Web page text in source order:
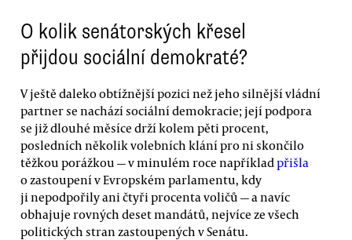
O kolik senátorských křesel
přijdou sociální demokraté?
V ještě daleko obtížnější pozici než jeho silnější vládní
partner se nachází sociální demokracie; její podpora
se již dlouhé měsíce drží kolem pěti procent,
posledních několik volebních klání pro ni skončilo
těžkou porážkou — v minulém roce například přišla
o zastoupení v Evropském parlamentu, kdy
ji nepodpořily ani čtyři procenta voličů — a navíc
obhajuje rovných deset mandátů, nejvíce ze všech
politických stran zastoupených v Senátu.